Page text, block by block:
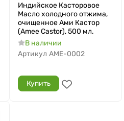
Индийское Касторовое
Масло холодного отжима,
очищенное Ами Кастор
(Amee Castor), 500 мл.
В наличии
Артикул AME-0002
Купить